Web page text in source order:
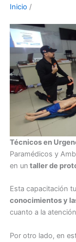
Inicio /
Técnicos en
Paramédicos y
en un taller de
Esta capacitación
conocimientos y
cuanto a la
Por otro lado, en